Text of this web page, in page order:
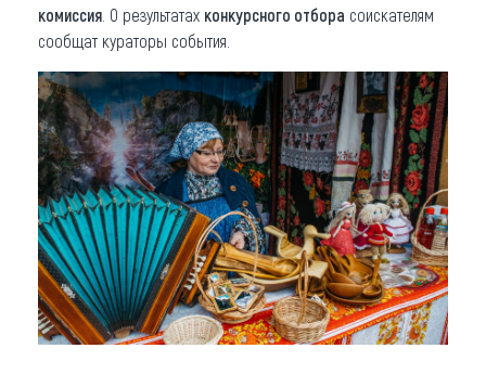
комиссия . О результатах конкурсного отбора соискателям
сообщат кураторы события.